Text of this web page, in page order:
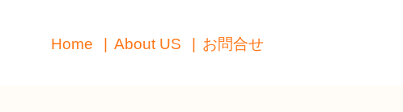
Home About US お問合せ